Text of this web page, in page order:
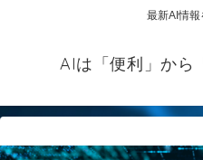
最新AI情報
AIは「便利」から